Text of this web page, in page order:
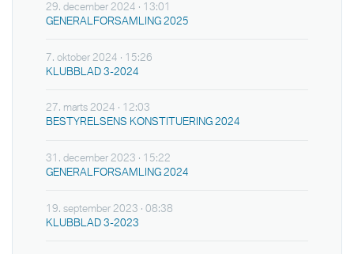
29. december 2024 · 13:01
GENERALFORSAMLING 2025
7. oktober 2024 · 15:26
KLUBBLAD 3-2024
27. marts 2024 · 12:03
BESTYRELSENS KONSTITUERING 2024
31. december 2023 · 15:22
GENERALFORSAMLING 2024
19. september 2023 · 08:38
KLUBBLAD 3-2023